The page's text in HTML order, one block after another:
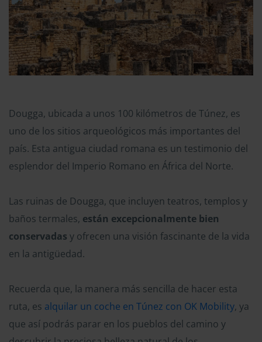
Dougga, ubicada a unos 100 kilómetros de Túnez, es
uno de los sitios arqueológicos más importantes del
país. Esta antigua ciudad romana es un testimonio del
esplendor del Imperio Romano en África del Norte.
Las ruinas de Dougga, que incluyen teatros, templos y
baños termales, están excepcionalmente bien
conservadas y ofrecen una visión fascinante de la vida
en la antigüedad.
Recuerda que, la manera más sencilla de hacer esta
ruta, es alquilar un coche en Túnez con OK Mobility, ya
que así podrás parar en los pueblos del camino y